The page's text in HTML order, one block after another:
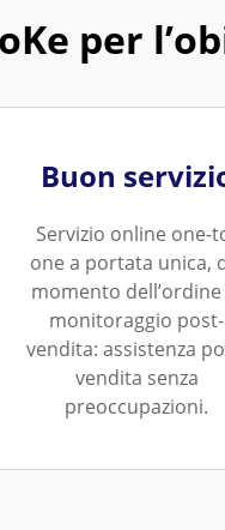
per
Buon
Servizio online one-
one a portata unica,
momento dell’ordine
monitoraggio post-
vendita: assistenza
vendita senza
preoccupazioni.